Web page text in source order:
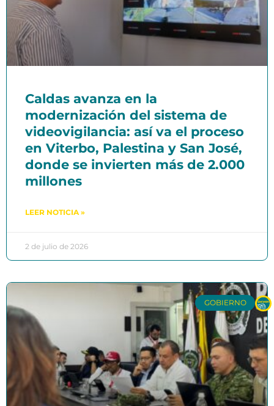
Caldas avanza en la
modernización del sistema de
videovigilancia: así va el proceso
en Viterbo, Palestina y San José,
donde se invierten más de 2.000
millones
LEER NOTICIA »
2 de julio de 2026
GOBIERNO